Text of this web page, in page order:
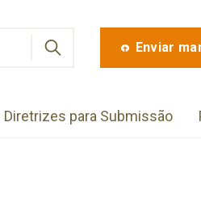
Enviar
Diretrizes para Submissão